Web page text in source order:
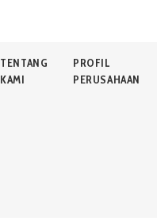
TENTANG
KAMI
PROFIL
PERUSAHAAN